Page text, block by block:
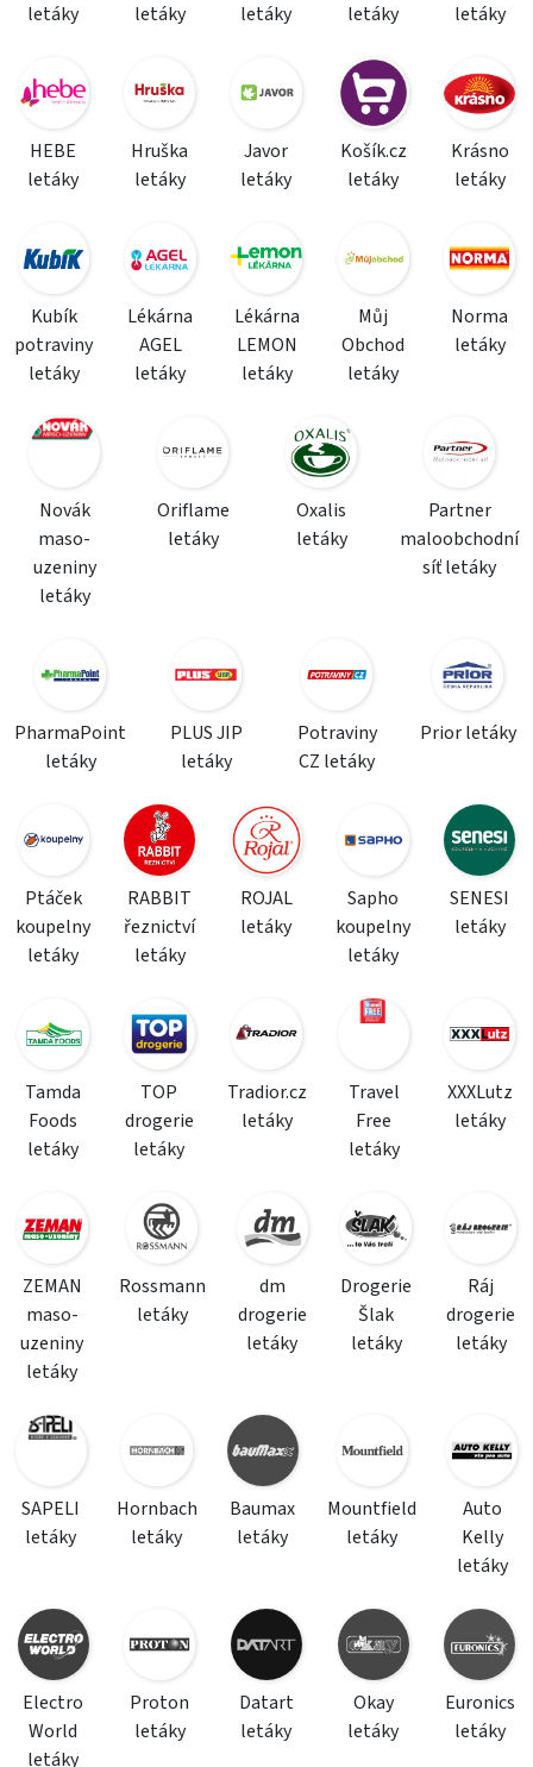
letáky
letáky
letáky
letáky
letáky
HEBE
letáky
Hruška
letáky
Javor
letáky
Košík.cz
letáky
Krásno
letáky
Kubík
potraviny
letáky
Lékárna
AGEL
letáky
Lékárna
LEMON
letáky
Můj
Obchod
letáky
Norma
letáky
Novák
maso-
uzeniny
letáky
Oriflame
letáky
Oxalis
letáky
Partner
maloobchodní
síť letáky
PharmaPoint
letáky
PLUS JIP
letáky
Potraviny
CZ letáky
Prior letáky
Ptáček
koupelny
letáky
RABBIT
řeznictví
letáky
ROJAL
letáky
Sapho
koupelny
letáky
SENESI
letáky
Tamda
Foods
letáky
TOP
drogerie
letáky
Tradior.cz
letáky
Travel
Free
letáky
XXXLutz
letáky
ZEMAN
maso-
uzeniny
letáky
Rossmann
letáky
dm
drogerie
letáky
Drogerie
Šlak
letáky
Ráj
drogerie
letáky
SAPELI
letáky
Hornbach
letáky
Baumax
letáky
Mountfield
letáky
Auto
Kelly
letáky
Electro
World
letáky
Proton
letáky
Datart
letáky
Okay
letáky
Euronics
letáky